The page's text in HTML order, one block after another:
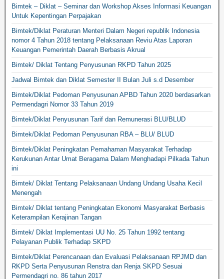
Bimtek – Diklat – Seminar dan Workshop Akses Informasi Keuangan
Untuk Kepentingan Perpajakan
Bimtek/Diklat Peraturan Menteri Dalam Negeri republik Indonesia
nomor 4 Tahun 2018 tentang Pelaksanaan Reviu Atas Laporan
Keuangan Pemerintah Daerah Berbasis Akrual
Bimtek/ Diklat Tentang Penyusunan RKPD Tahun 2025
Jadwal Bimtek dan Diklat Semester II Bulan Juli s.d Desember
Bimtek/Diklat Pedoman Penyusunan APBD Tahun 2020 berdasarkan
Permendagri Nomor 33 Tahun 2019
Bimtek/Diklat Penyusunan Tarif dan Remunerasi BLU/BLUD
Bimtek/Diklat Pedoman Penyusunan RBA – BLU/ BLUD
Bimtek/Diklat Peningkatan Pemahaman Masyarakat Terhadap
Kerukunan Antar Umat Beragama Dalam Menghadapi Pilkada Tahun
ini
Bimtek/ Diklat Tentang Pelaksanaan Undang Undang Usaha Kecil
Menengah
Bimtek/ Diklat tentang Peningkatan Ekonomi Masyarakat Berbasis
Keterampilan Kerajinan Tangan
Bimtek/ Diklat Implementasi UU No. 25 Tahun 1992 tentang
Pelayanan Publik Terhadap SKPD
Bimtek/Diklat Perencanaan dan Evaluasi Pelaksanaan RPJMD dan
RKPD Serta Penyusunan Renstra dan Renja SKPD Sesuai
Permendagri no. 86 tahun 2017